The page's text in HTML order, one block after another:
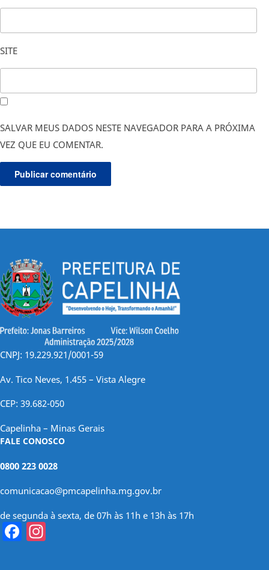
SITE
SALVAR MEUS DADOS NESTE NAVEGADOR PARA A PRÓXIMA
VEZ QUE EU COMENTAR.
CNPJ: 19.229.921/0001-59
Av. Tico Neves, 1.455 – Vista Alegre
CEP: 39.682-050
Capelinha – Minas Gerais
FALE CONOSCO
0800 223 0028
comunicacao@pmcapelinha.mg.gov.br
de segunda à sexta, de 07h às 11h e 13h às 17h
Facebook